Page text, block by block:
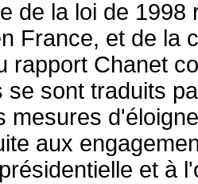
de la loi de
France, et de la
rapport Chanet
se sont traduits
mesures
aux
et à